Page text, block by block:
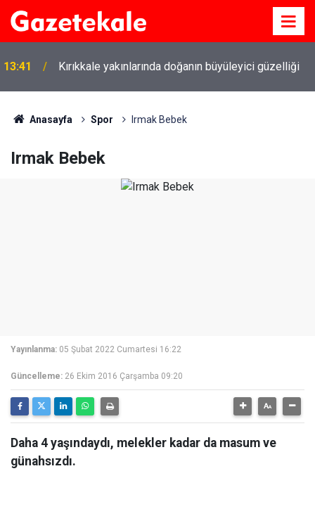
13:41 Kırıkkale yakınlarında doğanın büyüleyici güzelliği
12:26
tamamlandı
Anasayfa Spor Irmak Bebek
Irmak Bebek
Yayınlanma: 05 Şubat 2022 Cumartesi 16:22
Güncelleme: 26 Ekim 2016 Çarşamba 09:20
Daha 4 yaşındaydı, melekler kadar da masum ve
günahsızdı.